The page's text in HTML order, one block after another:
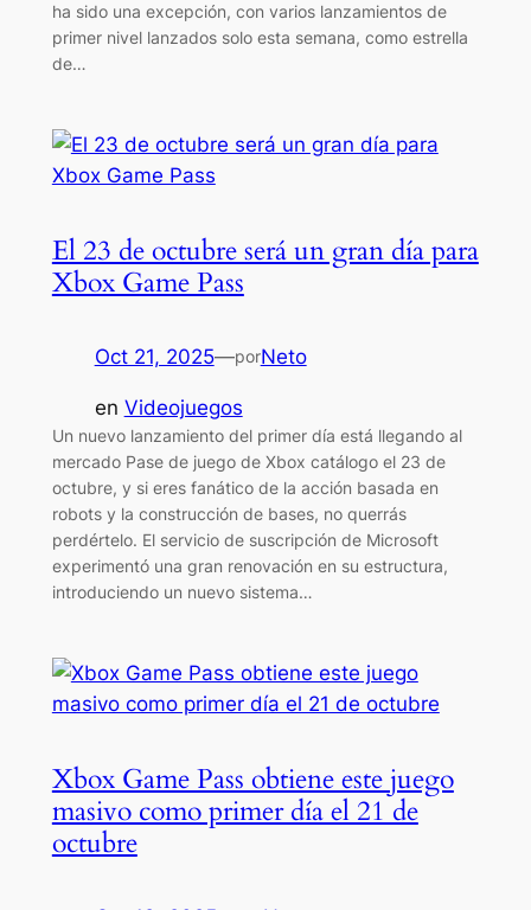
ha sido una excepción, con varios lanzamientos de
primer nivel lanzados solo esta semana, como estrella
de…
El 23 de octubre será un gran día para
Xbox Game Pass
Oct 21, 2025—porNeto
en Videojuegos
Un nuevo lanzamiento del primer día está llegando al
mercado Pase de juego de Xbox catálogo el 23 de
octubre, y si eres fanático de la acción basada en
robots y la construcción de bases, no querrás
perdértelo. El servicio de suscripción de Microsoft
experimentó una gran renovación en su estructura,
introduciendo un nuevo sistema…
Xbox Game Pass obtiene este juego
masivo como primer día el 21 de
octubre